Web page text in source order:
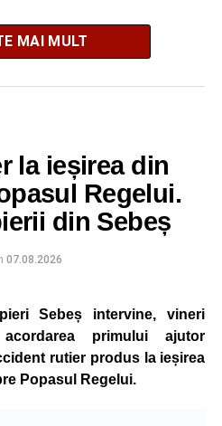
Comunei Gârbova
, iar accesul publicului va fi
manifestării.
centrală a comunei vor fi
dedicat Evului Mediu, unde
dansuri săsești și ateliere
Programul va fi completat de
de artiști locali și petreceri cu
MAI MULT
la ieșirea din
Regelui.
din Sebeș
07.08.2026
Sebeș intervine, vineri
primului ajutor
rutier produs la ieșirea
Popasul Regelui.